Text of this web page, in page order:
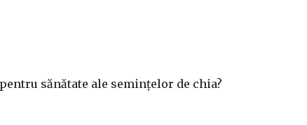
sănătate ale semințelor de chia?